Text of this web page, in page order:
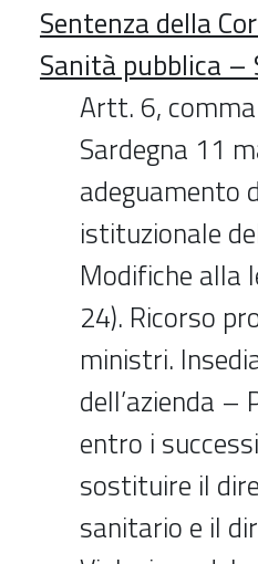
Sentenza della
Sanità pubblica –
Artt. 6,
Sardegna 11
adeguamento
istituzionale
Modifiche alla
24). Ricorso
ministri.
dell’azienda –
entro i
sostituire il
sanitario e il